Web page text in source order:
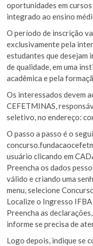
oportunidades em
integrado ao ensino
O período de inscrição
exclusivamente pela
estudantes que
de qualidade, em uma
acadêmica e pela
Os interessados devem
CEFETMINAS,
seletivo, no endereço:
O passo a passo é o
usuário clicando em
Preencha os dados
válido e criando uma
menu, selecione
Localize o Ingresso
Preencha as
informe se precisa de
Logo depois, indique se